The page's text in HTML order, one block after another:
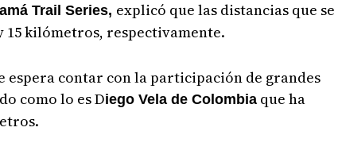
Trail Series, explicó que las distancias que se
15 kilómetros, respectivamente.
espera contar con la participación de grandes
como lo es Diego Vela de Colombiaque ha